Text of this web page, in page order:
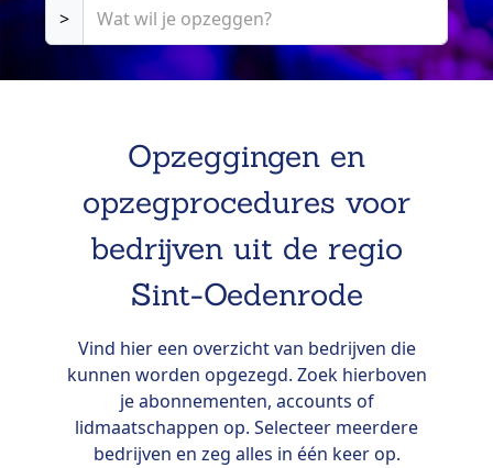
>
Opzeggingen en
opzegprocedures voor
bedrijven uit de regio
Sint-Oedenrode
Vind hier een overzicht van bedrijven die
kunnen worden opgezegd. Zoek hierboven
je abonnementen, accounts of
lidmaatschappen op. Selecteer meerdere
bedrijven en zeg alles in één keer op.